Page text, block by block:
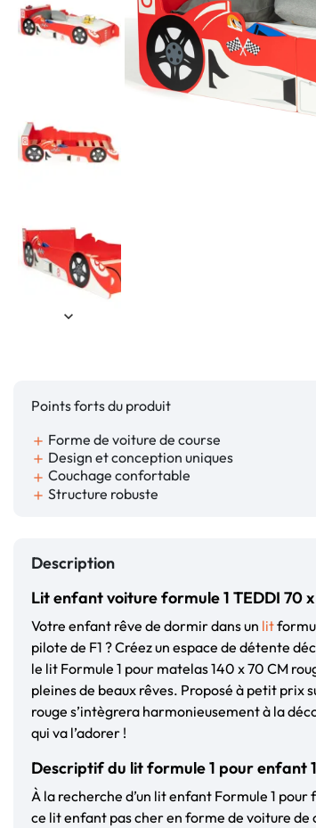
Points forts du produit
add Forme de voiture de course
add Design et conception uniques
add Couchage confortable
add Structure robuste
Description
Lit enfant voiture formule 1 TEDDI 70
Votre enfant rêve de dormir dans un lit
pilote de F1 ? Créez un espace de détente
le lit Formule 1 pour matelas 140 x 70 CM
pleines de beaux rêves. Proposé à petit prix
rouge s’intègrera harmonieusement à la
qui va l’adorer !
Descriptif du lit formule 1 pour enfant
À la recherche d’un lit enfant Formule 1
ce lit enfant pas cher en forme de voiture